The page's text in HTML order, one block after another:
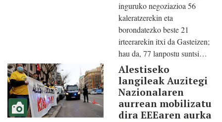
inguruko negoziazioa 56
kaleratzerekin eta
borondatezko beste 21
irteerarekin itxi da Gasteizen;
hau da, 77 lanpostu suntsi…
Alestiseko
langileak Auzitegi
Nazionalaren
aurrean mobilizatu
dira EEEaren aurka